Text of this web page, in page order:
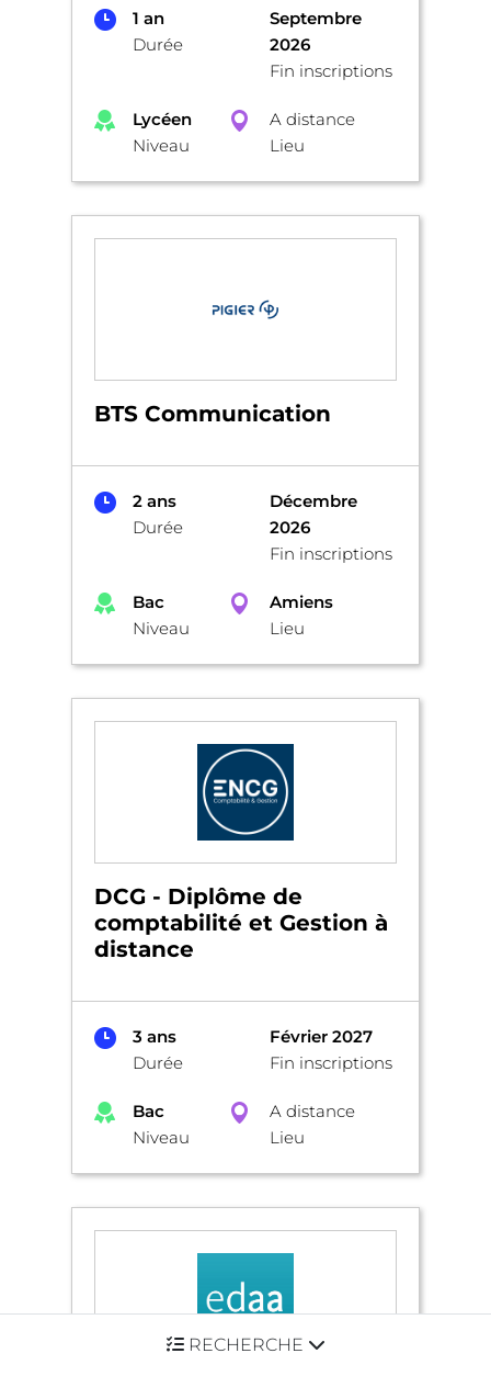
RECHERCHE
1 an
Durée
Septembre
2026
Fin inscriptions
Lycéen
Niveau
A distance
Lieu
BTS Communication
2 ans
Durée
Décembre
2026
Fin inscriptions
Bac
Niveau
Amiens
Lieu
DCG - Diplôme de
comptabilité et Gestion à
distance
3 ans
Durée
Février 2027
Fin inscriptions
Bac
Niveau
A distance
Lieu